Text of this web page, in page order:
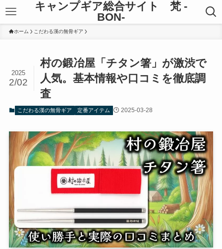
キャンプギア総合サイト 梵 -
BON-
ホーム こだわる漢の無骨ギア
村の鍛冶屋「チタン箸」が激渋で
人気。基本情報や口コミを徹底調
査
2025
2/02
こだわる漢の無骨ギア 定番アイテム 2025-03-28